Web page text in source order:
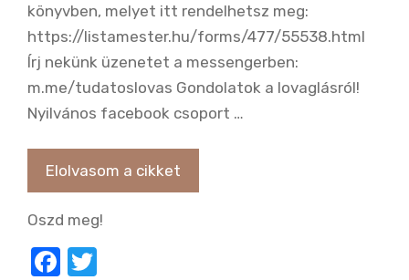
könyvben, melyet itt rendelhetsz meg:
https://listamester.hu/forms/477/55538.html
Írj nekünk üzenetet a messengerben:
m.me/tudatoslovas Gondolatok a lovaglásról!
Nyilvános facebook csoport …
Elolvasom a cikket
Oszd meg!
F